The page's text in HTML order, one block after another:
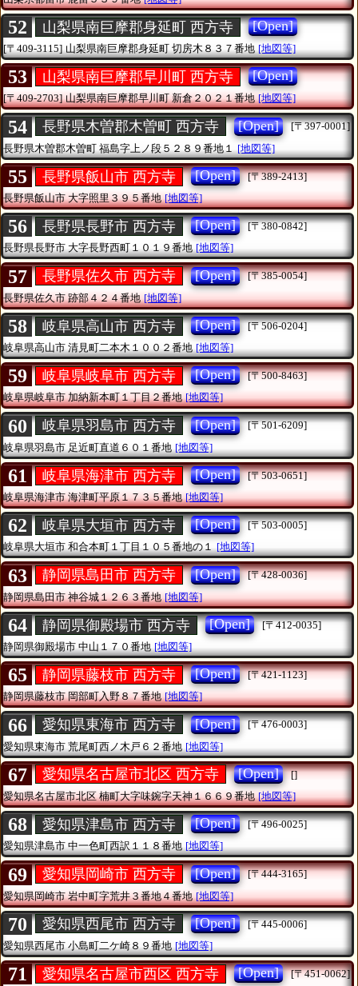
52 山梨県南巨摩郡身延町 西方寺 [Open]
[〒409-3115] 山梨県南巨摩郡身延町切房木８３７番地 [地図等]
53 山梨県南巨摩郡早川町 西方寺 [Open]
[〒409-2703] 山梨県南巨摩郡早川町新倉２０２１番地 [地図等]
54 長野県木曽郡木曽町 西方寺 [Open]
[〒397-0001]
長野県木曽郡木曽町 福島字上ノ段５２８９番地１ [地図等]
55 長野県飯山市 西方寺 [Open]
[〒389-2413]
長野県飯山市大字照里３９５番地 [地図等]
56 長野県長野市 西方寺 [Open]
[〒380-0842]
長野県長野市大字長野西町１０１９番地 [地図等]
57 長野県佐久市 西方寺 [Open]
[〒385-0054]
長野県佐久市跡部４２４番地 [地図等]
58 岐阜県高山市 西方寺 [Open]
[〒506-0204]
岐阜県高山市清見町二本木１００２番地 [地図等]
59 岐阜県岐阜市 西方寺 [Open]
[〒500-8463]
岐阜県岐阜市加納新本町１丁目２番地 [地図等]
60 岐阜県羽島市 西方寺 [Open]
[〒501-6209]
岐阜県羽島市 足近町直道６０１番地 [地図等]
61 岐阜県海津市 西方寺 [Open]
[〒503-0651]
岐阜県海津市海津町平原１７３５番地 [地図等]
62 岐阜県大垣市 西方寺 [Open]
[〒503-0005]
岐阜県大垣市和合本町１丁目１０５番地の１ [地図等]
63 静岡県島田市 西方寺 [Open]
[〒428-0036]
静岡県島田市神谷城１２６３番地 [地図等]
64 静岡県御殿場市 西方寺 [Open]
[〒412-0035]
静岡県御殿場市中山１７０番地 [地図等]
65 静岡県藤枝市 西方寺 [Open]
[〒421-1123]
静岡県藤枝市岡部町入野８７番地 [地図等]
66 愛知県東海市 西方寺 [Open]
[〒476-0003]
愛知県東海市 荒尾町西ノ木戸６２番地 [地図等]
67 愛知県名古屋市北区 西方寺 [Open]
[]
愛知県名古屋市北区楠町大字味鋺字天神１６６９番地 [地図等]
68 愛知県津島市 西方寺 [Open]
[〒496-0025]
愛知県津島市中一色町西訳１１８番地 [地図等]
69 愛知県岡崎市 西方寺 [Open]
[〒444-3165]
愛知県岡崎市岩中町字荒井３番地４番地 [地図等]
70 愛知県西尾市 西方寺 [Open]
[〒445-0006]
愛知県西尾市 小島町二ケ崎８９番地 [地図等]
71 愛知県名古屋市西区 西方寺 [Open]
[〒451-0062]